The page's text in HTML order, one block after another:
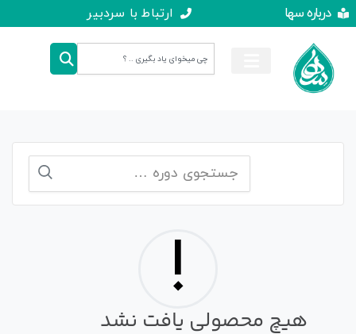
درباره سها ارتباط با سردبیر
!
هیچ محصولی یافت نشد